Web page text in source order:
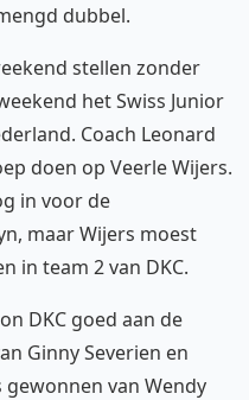
dubbel.
stellen zonder
het Swiss Junior
Coach Leonard
doen op Veerle Wijers.
in voor de
maar Wijers moest
in team 2 van DKC.
DKC goed aan de
Ginny Severien en
van Wendy